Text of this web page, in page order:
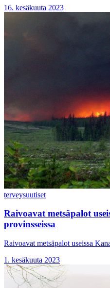
16. kesäkuuta 2023
terveysuutiset
Raivoavat metsäpalot
provinsseissa
Raivoavat metsäpalot useissa
1. kesäkuuta 2023